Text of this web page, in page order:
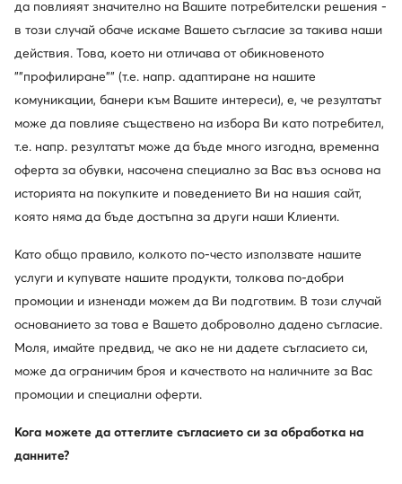
История на марката
Beverly Hills Polo Club е основан през 1982 г.,
съчетавайки елегантността на полото с престижа на
Бевърли Хилс. Марката е изградила своята
уникалност около класата и великолепието на
емблематичния калифорнийски град, но представена
по достъпен и небрежен начин. BHPC бързо
разработи глобален лицензионен модел,
облекло, парфюми и аксесоари. Днес Beverly Hills
Polo Club оперира в над 100 пазара по целия свят.
Открийте други марки
да повлияят значително на Вашите потребителски решения -
в този случай обаче искаме Вашето съгласие за такива наши
действия. Това, което ни отличава от обикновеното
""профилиране"" (т.е. напр. адаптиране на нашите
комуникации, банери към Вашите интереси), е, че резултатът
може да повлияе съществено на избора Ви като потребител,
т.е. напр. резултатът може да бъде много изгодна, временна
оферта за обувки, насочена специално за Вас въз основа на
историята на покупките и поведението Ви на нашия сайт,
която няма да бъде достъпна за други наши Клиенти.
Като общо правило, колкото по-често използвате нашите
услуги и купувате нашите продукти, толкова по-добри
промоции и изненади можем да Ви подготвим. В този случай
основанието за това е Вашето доброволно дадено съгласие.
Моля, имайте предвид, че ако не ни дадете съгласието си,
може да ограничим броя и качеството на наличните за Вас
промоции и специални оферти.
Кога можете да оттеглите съгласието си за обработка на
данните?